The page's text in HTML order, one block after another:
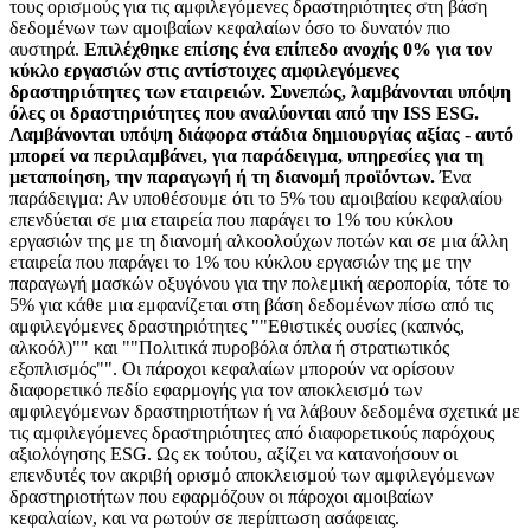
τους ορισμούς για τις αμφιλεγόμενες δραστηριότητες στη βάση
δεδομένων των αμοιβαίων κεφαλαίων όσο το δυνατόν πιο
αυστηρά. Επιλέχθηκε επίσης ένα επίπεδο ανοχής 0% για τον
κύκλο εργασιών στις αντίστοιχες αμφιλεγόμενες
δραστηριότητες των εταιρειών. Συνεπώς, λαμβάνονται υπόψη
όλες οι δραστηριότητες που αναλύονται από την ISS ESG.
Λαμβάνονται υπόψη διάφορα στάδια δημιουργίας αξίας - αυτό
μπορεί να περιλαμβάνει, για παράδειγμα, υπηρεσίες για τη
μεταποίηση, την παραγωγή ή τη διανομή προϊόντων.Ένα
παράδειγμα: Αν υποθέσουμε ότι το 5% του αμοιβαίου κεφαλαίου
επενδύεται σε μια εταιρεία που παράγει το 1% του κύκλου
εργασιών της με τη διανομή αλκοολούχων ποτών και σε μια άλλη
εταιρεία που παράγει το 1% του κύκλου εργασιών της με την
παραγωγή μασκών οξυγόνου για την πολεμική αεροπορία, τότε το
5% για κάθε μια εμφανίζεται στη βάση δεδομένων πίσω από τις
αμφιλεγόμενες δραστηριότητες ""Εθιστικές ουσίες (καπνός,
αλκοόλ)"" και ""Πολιτικά πυροβόλα όπλα ή στρατιωτικός
εξοπλισμός"". Οι πάροχοι κεφαλαίων μπορούν να ορίσουν
διαφορετικό πεδίο εφαρμογής για τον αποκλεισμό των
αμφιλεγόμενων δραστηριοτήτων ή να λάβουν δεδομένα σχετικά με
τις αμφιλεγόμενες δραστηριότητες από διαφορετικούς παρόχους
αξιολόγησης ESG. Ως εκ τούτου, αξίζει να κατανοήσουν οι
επενδυτές τον ακριβή ορισμό αποκλεισμού των αμφιλεγόμενων
δραστηριοτήτων που εφαρμόζουν οι πάροχοι αμοιβαίων
κεφαλαίων, και να ρωτούν σε περίπτωση ασάφειας.